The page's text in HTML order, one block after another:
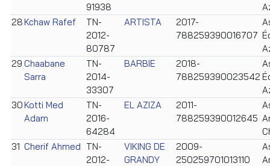
91938
28Kchaw Rafef
TN-
2012-
80787
ARTISTA
2017-
788259390016707
29 Chaabane
Sarra
TN-
2014-
33307
BARBIE
2018-
788259390023542
30Kotti Med
Adam
TN-
2016-
64284
EL AZIZA
2011-
788259390012645
31 Cherif Ahmed TN-
2012-
VIKING DE
GRANDY
2009-
250259701013110